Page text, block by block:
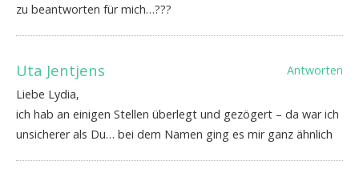
zu beantworten für mich…???
Uta Jentjens
Antworten
Liebe Lydia,
ich hab an einigen Stellen überlegt und gezögert – da war ich
unsicherer als Du… bei dem Namen ging es mir ganz ähnlich